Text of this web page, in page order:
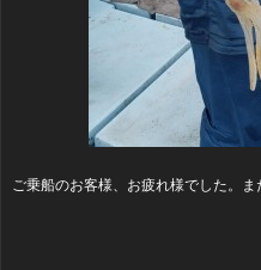
ご乗船のお客様、お疲れ様でした。ま